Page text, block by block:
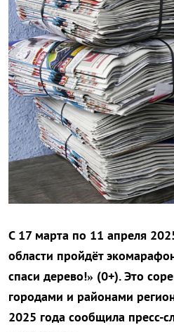
С 17 марта по 11 апреля
области пройдёт
спаси дерево!» (0+). Это
городами и районами
2025 года сообщила пресс-